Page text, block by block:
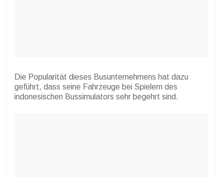
Die Popularität dieses Busunternehmens hat dazu
geführt, dass seine Fahrzeuge bei Spielern des
indonesischen Bussimulators sehr begehrt sind.